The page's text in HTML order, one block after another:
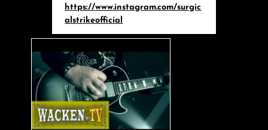
https://www.instagram.com/surgic
alstrikeofficial